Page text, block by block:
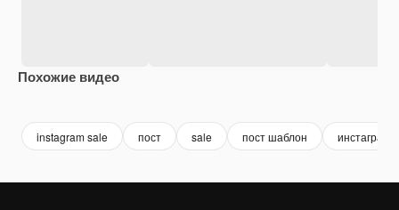
Похожие видео
instagram sale пост sale пост шаблон инстаграм